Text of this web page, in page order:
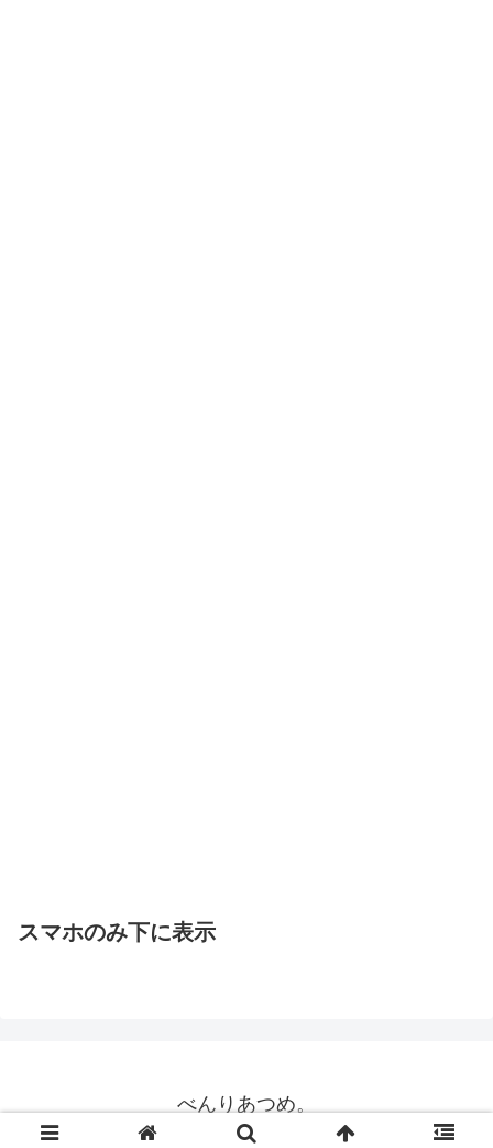
スマホのみ下に表示
べんりあつめ。
© 2015 べんりあつめ。.